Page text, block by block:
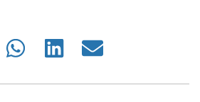
Share
Share
Share